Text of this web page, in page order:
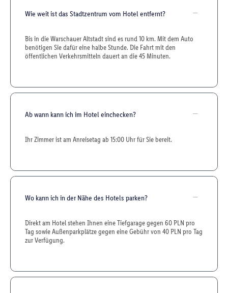
Wie weit ist das Stadtzentrum vom Hotel entfernt?
Bis in die Warschauer Altstadt sind es rund 10 km. Mit dem Auto
benötigen Sie dafür eine halbe Stunde. Die Fahrt mit den
öffentlichen Verkehrsmitteln dauert an die 45 Minuten.
Ab wann kann ich im Hotel einchecken?
Ihr Zimmer ist am Anreisetag ab 15:00 Uhr für Sie bereit.
Wo kann ich in der Nähe des Hotels parken?
Direkt am Hotel stehen Ihnen eine Tiefgarage gegen 60 PLN pro
Tag sowie Außenparkplätze gegen eine Gebühr von 40 PLN pro Tag
zur Verfügung.